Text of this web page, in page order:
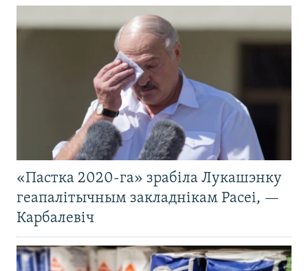
«Пастка 2020-га» зрабіла Лукашэнку
геапалітычным закладнікам Расеі, —
Карбалевіч